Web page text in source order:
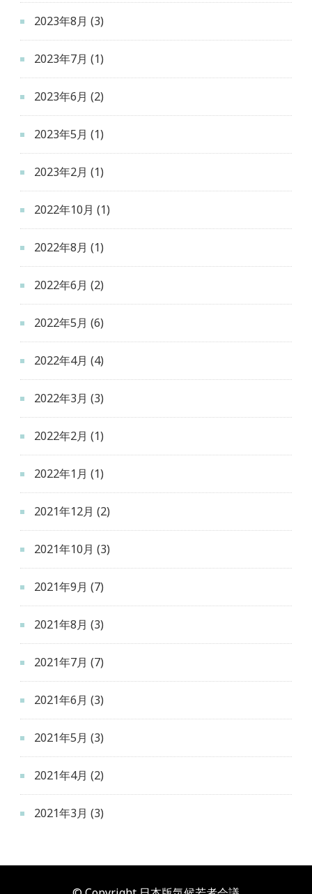
2023年8月 (3)
2023年7月 (1)
2023年6月 (2)
2023年5月 (1)
2023年2月 (1)
2022年10月 (1)
2022年8月 (1)
2022年6月 (2)
2022年5月 (6)
2022年4月 (4)
2022年3月 (3)
2022年2月 (1)
2022年1月 (1)
2021年12月 (2)
2021年10月 (3)
2021年9月 (7)
2021年8月 (3)
2021年7月 (7)
2021年6月 (3)
2021年5月 (3)
2021年4月 (2)
2021年3月 (3)